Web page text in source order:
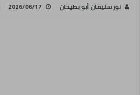
نور سليمان أبو بطيحان 2026/06/17